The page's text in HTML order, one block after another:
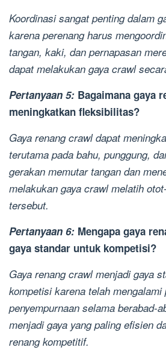
Koordinasi sangat penting dalam
karena perenang harus
tangan, kaki, dan pernapasan
dapat melakukan gaya crawl
Pertanyaan 5: Bagaimana gaya
meningkatkan fleksibilitas?
Gaya renangcrawldapat
terutama pada bahu, punggung,
gerakan memutar tangan dan
melakukan gaya crawlmelatih
tersebut.
Pertanyaan 6: Mengapa gaya
gaya standar untuk kompetisi?
Gaya renangcrawlmenjadi gaya
kompetisi karena telah mengalami
penyempurnaan selama berabad-
menjadi gaya yang paling efisien
renang kompetitif.